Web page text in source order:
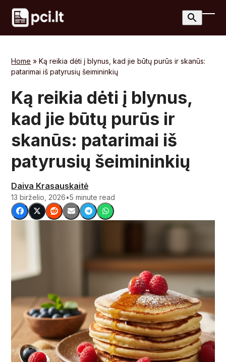
Skip
content
Home »Ką reikia dėti į blynus, kad jie būtų purūs ir skanūs:
patarimai iš patyrusių šeimininkių
Ką reikia dėti į blynus,
kad jie būtų purūs ir
skanūs: patarimai iš
patyrusių šeimininkių
Daiva Krasauskaitė
13 birželio, 2026•5 minute read